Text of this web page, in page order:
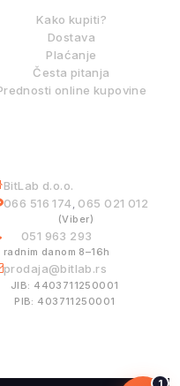
Kako kupiti?
Dostava
Plaćanje
Česta pitanja
online kupovine
BitLab d.o.o.
066 516 174, 065 021 012
(Viber)
051 963 293
radnim danom 8–16h
prodaja@bitlab.rs
JIB: 4403711250001
PIB: 403711250001
1